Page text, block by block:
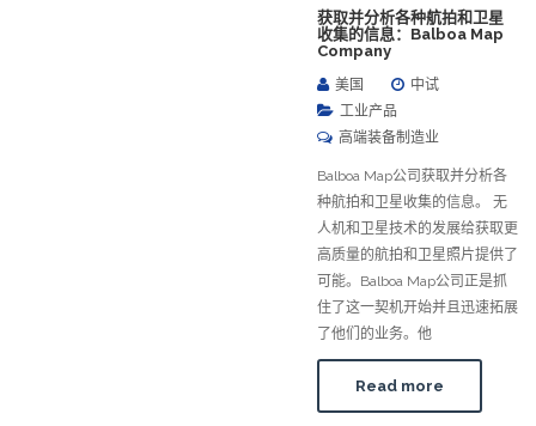
获取并分析各种航拍和卫星
收集的信息：Balboa Map
Company
美国
中试
工业产品
高端装备制造业
Balboa Map公司获取并分析各
种航拍和卫星收集的信息。 无
人机和卫星技术的发展给获取更
高质量的航拍和卫星照片提供了
可能。Balboa Map公司正是抓
住了这一契机开始并且迅速拓展
了他们的业务。他
Read more